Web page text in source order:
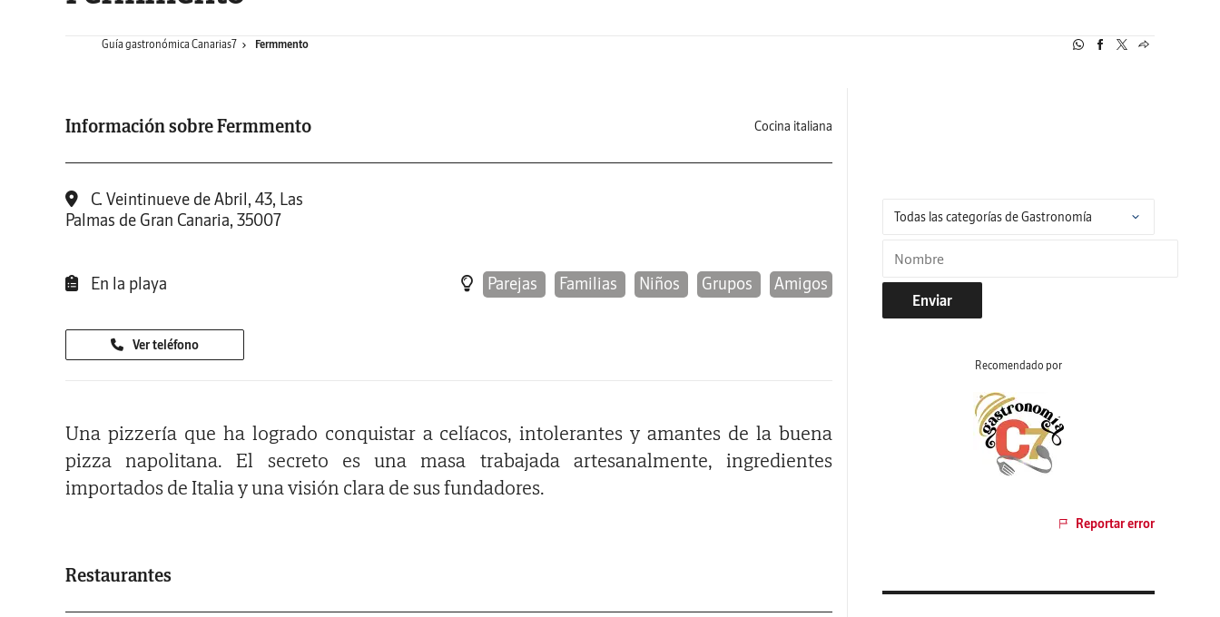
Guía gastronómica Canarias7 Fermmento
Información sobre Fermmento Cocina italiana
C. Veintinueve de Abril, 43, Las
Palmas de Gran Canaria, 35007
En la playa Parejas Familias Niños Grupos Amigos
Ver teléfono
Una pizzería que ha logrado conquistar a celíacos, intolerantes y amantes de la buena
pizza napolitana. El secreto es una masa trabajada artesanalmente, ingredientes
importados de Italia y una visión clara de sus fundadores.
Restaurantes
Enviar
Recomendado por
Reportar error